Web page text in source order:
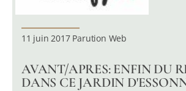
11 juin 2017 Parution Web
AVANT/APRES: ENFIN DU
DANS CE JARDIN